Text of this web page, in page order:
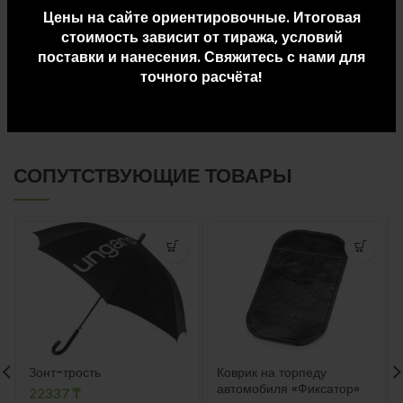
Цены на сайте ориентировочные. Итоговая
стоимость зависит от тиража, условий
поставки и нанесения. Свяжитесь с нами для
точного расчёта!
ДОПОЛНИТЕЛЬНАЯ ИНФОРМАЦИЯ
СОПУТСТВУЮЩИЕ ТОВАРЫ
Зонт-трость
22337 ₸
Коврик на торпеду
автомобиля «Фиксатор»